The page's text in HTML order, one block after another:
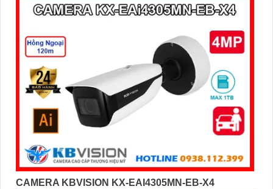
CAMERA KBVISION KX-EAI4305MN-EB-X4